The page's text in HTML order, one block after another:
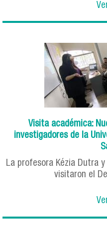
Visita académica:
investigadores de la
La profesora Kézia Dutra
visitaron el